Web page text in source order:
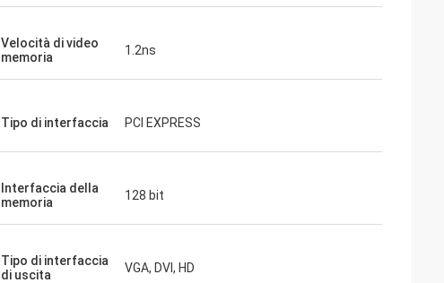
Velocità di video
memoria
1.2ns
Tipo di interfaccia PCI EXPRESS
Interfaccia della
memoria
128 bit
Tipo di interfaccia
di uscita
VGA, DVI, HD